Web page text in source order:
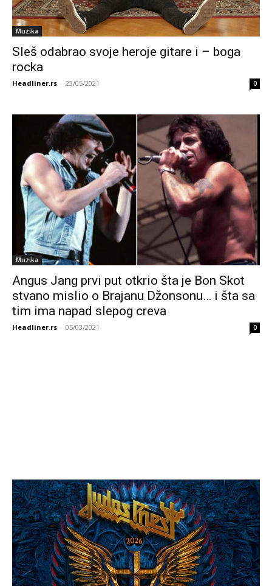
Muzika
Sleš odabrao svoje heroje gitare i – boga
rocka
Headliner.rs - 23/05/2021 0
Muzika
Angus Jang prvi put otkrio šta je Bon Skot
stvano mislio o Brajanu Džonsonu… i šta sa
tim ima napad slepog creva
Headliner.rs - 05/03/2021 0